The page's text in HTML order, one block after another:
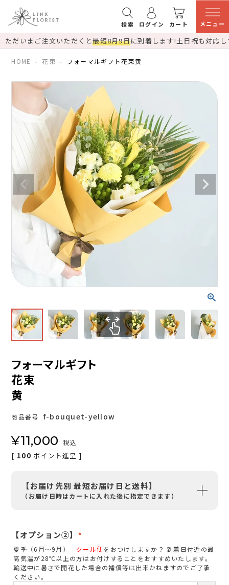
検索 ログイン カート メニュー
ただいまご注文いただくと最短8月9日に到着します!土日祝も対応
HOME 花束 フォーマルギフト花束黄
フォーマルギフト
花束
黄
商品番号 f-bouquet-yellow
¥11,000 税込
[ 100 ポイント進呈 ]
【お届け先別 最短お届け日と送料】
（お届け日時はカートに入れた後に指定できます）
【オプション②】
(
必
須
)
夏季（6月～9月） クール便をおつけしますか？ 到着日付近の最
高気温が28℃以上の方はお付けすることをおすすめいたします。
輸送中に暑さで開花した場合の補償等は出来かねますのでご了承
ください。